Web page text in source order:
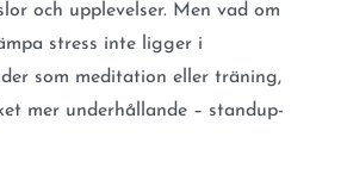
och upplevelser. Men vad om
stress inte ligger i
som meditation eller träning,
mer underhållande – standup-